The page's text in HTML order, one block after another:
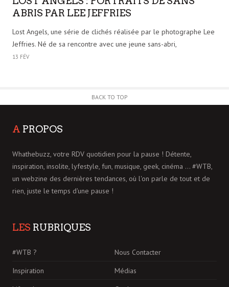
ABRIS PAR LEE JEFFRIES
Lost Angels, une série de clichés réalisée par le photographe Lee
Jeffries. Né de sa rencontre avec une jeune sans-abri,
13 FÉV
BACK TO TOP
A PROPOS
Whathebuzz, votre RDV quotidien pour la pause ! Détente,
inspiration, insolite, lyfestyle, fun, musique, geek, cinéma ... #WTB,
un webzine des dernières tendances, où l'on parle de tout et de
rien, juste le temps d'une pause !
LES RUBRIQUES
#WTB ?
Nous Contacter
Inspiration
Médias